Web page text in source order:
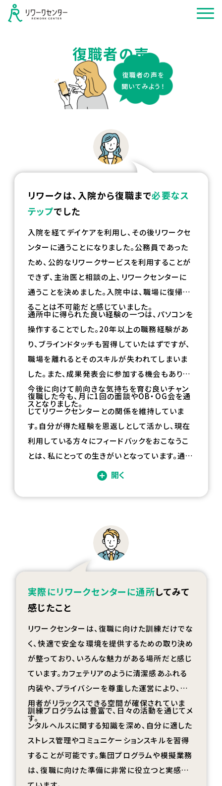
復職者の声
復職者の声を
聞いてみよう！
リワークは、入院から復職まで必要なス
テップでした
入院を経てデイケアを利用し、その後リワークセ
ンターに通うことになりました。公務員であった
ため、公的なリワークサービスを利用することが
できず、主治医と相談の上、リワークセンターに
通うことを決めました。入院中は、職場に復帰す
ることは不可能だと感じていました。
通所中に得られた良い経験の一つは、パソコンを
操作することでした。20年以上の職務経験があ
り、ブラインドタッチも習得していたはずですが、
職場を離れるとそのスキルが失われてしまいま
した。また、成果発表会に参加する機会もあり、
今後に向けて前向きな気持ちを育む良いチャン
スとなりました。
復職した今も、月に1回の面談やOB・OG会を通
じてリワークセンターとの関係を維持していま
す。自分が得た経験を恩返しとして活かし、現在
利用している方々にフィードバックをおこなうこ
とは、私にとっての生きがいとなっています。通院
先やリワークセンターで元気な姿を見せること
開く
実際にリワークセンターに通所してみて
感じたこと
リワークセンターは、復職に向けた訓練だけでな
く、快適で安全な環境を提供するための取り決め
が整っており、いろんな魅力がある場所だと感じ
ています。カフェテリアのように清潔感あふれる
内装や、プライバシーを尊重した運営により、利
用者がリラックスできる空間が確保されていま
す。
訓練プログラムは豊富で、日々の活動を通じてメ
ンタルヘルスに関する知識を深め、自分に適した
ストレス管理やコミュニケーションスキルを習得
することが可能です。集団プログラムや模擬業務
は、復職に向けた準備に非常に役立つと実感し